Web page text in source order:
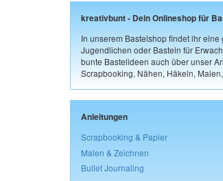
kreativbunt - Dein Onlineshop für
In unserem Bastelshop findet ihr
Jugendlichen oder Basteln für
bunte Bastelideen auch über unser
Scrapbooking, Nähen, Häkeln,
Anleitungen
Scrapbooking & Papier
Malen & Zeichnen
Bullet Journaling